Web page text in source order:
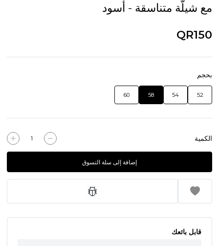
مع شيلّة متناسقة - أسود
QR150
بحجم
52
54
58
60
الكمية
إضافة إلى سلة التسوق
قابل بائعك